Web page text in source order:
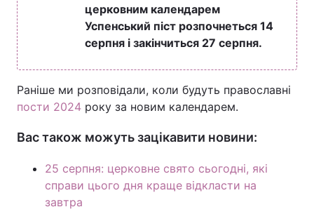
церковним календарем
Успенський піст розпочнеться 14
серпня і закінчиться 27 серпня.
Раніше ми розповідали, коли будуть православні
пости 2024 року за новим календарем.
Вас також можуть зацікавити новини:
25 серпня: церковне свято сьогодні, які
справи цього дня краще відкласти на
завтра